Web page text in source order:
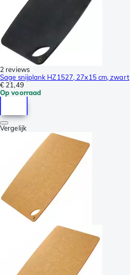
2 reviews
Sage snijplank HZ1527, 27x15 cm, zwart
€ 21,49
Op voorraad
Vergelijk